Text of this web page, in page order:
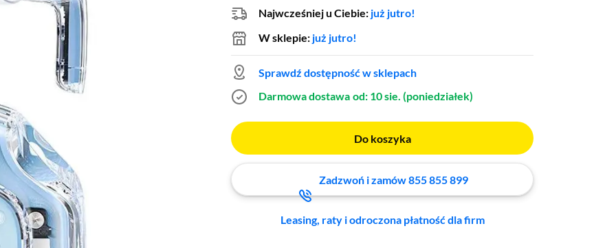
Najwcześniej u Ciebie: już jutro!
W sklepie: już jutro!
Sprawdź dostępność w sklepach
Darmowa dostawa od: 10 sie. (poniedziałek)
Do koszyka
Zadzwoń i zamów 855 855 899
Leasing, raty i odroczona płatność dla firm